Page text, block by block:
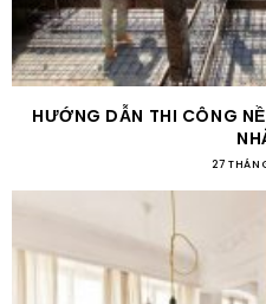
HƯỚNG DẪN THI CÔNG
27